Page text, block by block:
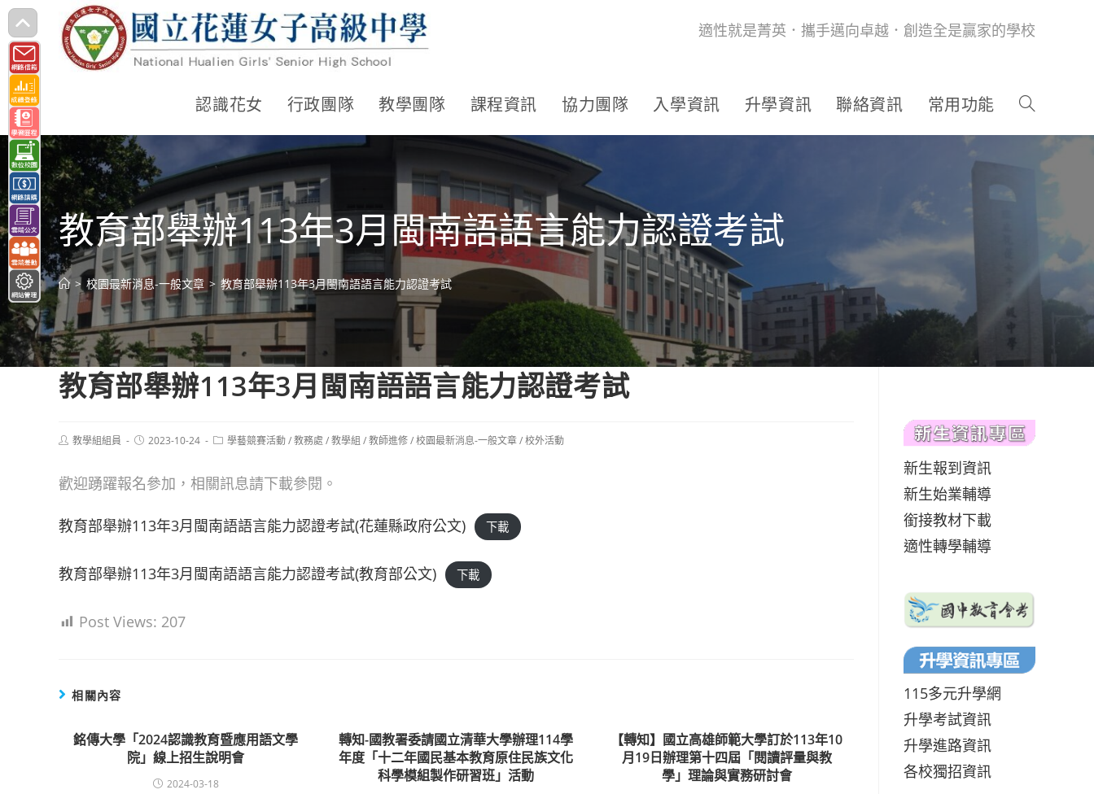
跳
轉
至
主
要
內
容
適性就是菁英．攜手邁向卓越．創造全是贏家的學校
認識花女 行政團隊 教學團隊 課程資訊 協力團隊 入學資訊 升學資訊 聯絡資訊 常用功能
教育部舉辦113年3月閩南語語言能力認證考試
> 校園最新消息-一般文章 > 教育部舉辦113年3月閩南語語言能力認證考試
教育部舉辦113年3月閩南語語言能力認證考試
Post教學組組員
Post2023-10-24
Post學藝競賽活動/教務處 /教學組 /教師進修/校園最新消息-一般文章/校外活動
歡迎踴躍報名參加，相關訊息請下載參閱。
教育部舉辦113年3月閩南語語言能力認證考試(花蓮縣政府公文) 下載
教育部舉辦113年3月閩南語語言能力認證考試(教育部公文) 下載
Post Views: 207
相關內容
銘傳大學「2024認識教育暨應用語文學
院」線上招生說明會
2024-03-18
轉知-國教署委請國立清華大學辦理114學
年度「十二年國民基本教育原住民族文化
科學模組製作研習班」活動
【轉知】國立高雄師範大學訂於113年10
月19日辦理第十四屆「閱讀評量與教
學」理論與實務研討會
新生報到資訊
新生始業輔導
銜接教材下載
適性轉學輔導
115多元升學網
升學考試資訊
升學進路資訊
各校獨招資訊